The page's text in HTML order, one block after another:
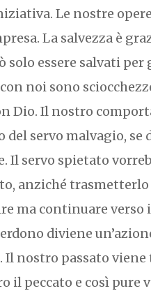
Le nostre
La salvezza è
solo essere salvati
noi sono
Dio. Il nostro
del servo malvagio,
Il servo spietato
anziché
ma continuare
diviene
Il nostro passato
il peccato e così pure